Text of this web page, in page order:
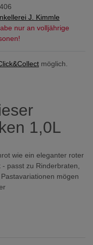
J. Kimmle
nur an volljährige
möglich.
1,0L
wie ein eleganter roter
passt zu Rinderbraten,
mögen